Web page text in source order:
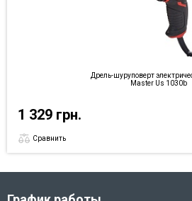
Дрель-шуруповерт
Master Us 1030b
1 329 грн.
Сравнить